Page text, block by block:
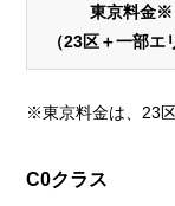
東京料金※
（23区＋一部エ
※東京料金は、23
C0クラス